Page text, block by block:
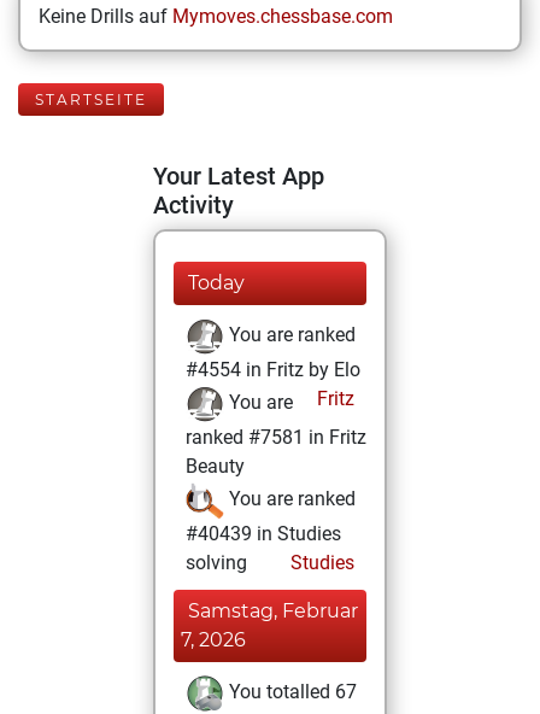
Keine Drills auf Mymoves.chessbase.com
STARTSEITE
Your Latest App
Activity
Today
You are ranked
#4554 in Fritz by Elo
Fritz
You are
ranked #7581 in Fritz
Beauty
You are ranked
#40439 in Studies
solving
Studies
Samstag, Februar
7, 2026
You totalled 67